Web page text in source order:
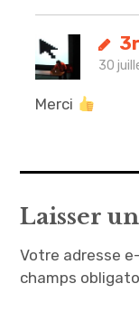
30
Merci
Laisser
Votre adresse
champs